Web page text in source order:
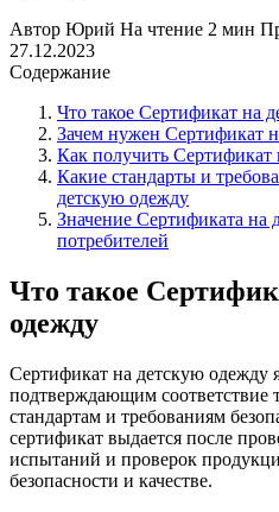
Автор Юрий На чтение 2 мин
27.12.2023
Содержание
Что такое Сертификат на
Зачем нужен Сертификат
Как получить Сертификат
Какие стандарты и
детскую одежду
Значение Сертификата на
потребителей
Что такое
одежду
Сертификат на детскую одежду
подтверждающим соответствие
стандартам и требованиям
сертификат выдается после
испытаний и проверок
безопасности и качестве.